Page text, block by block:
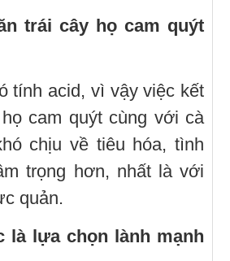
trái cây họ cam quýt
tính acid, vì vậy việc kết
cam quýt cùng với cà
chịu về tiêu hóa, tình
trọng hơn, nhất là với
quản.
là lựa chọn lành mạnh